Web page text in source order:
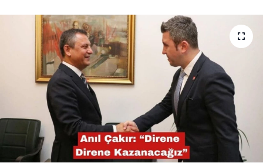
SAĞLIK
EĞİTİM
TARIM VE HAYVANCILIK
KÜLTÜR SANAT
RESMİ İLAN